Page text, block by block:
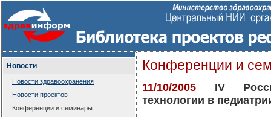
Новости
Новости здравоохранения
Новости проектов
Конференции и семинары
Конференции и
11/10/2005 IV
технологии в